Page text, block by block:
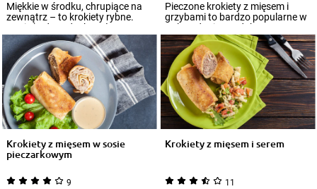
Miękkie w środku, chrupiące na
zewnątrz – to krokiety rybne.
Danie będące doskonałym
przykładem n...
Pieczone krokiety z mięsem i
grzybami to bardzo popularne w
Polsce danie. Są dobrym
dodatkiem do...
Krokiety z mięsem w sosie
pieczarkowym
9
Krokiety z mięsem i serem
11